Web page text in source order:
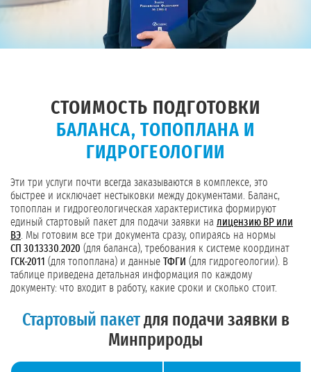
СТОИМОСТЬ ПОДГОТОВКИ
БАЛАНСА, ТОПОПЛАНА И
ГИДРОГЕОЛОГИИ
Эти три услуги почти всегда заказываются в комплексе, это
быстрее и исключает нестыковки между документами. Баланс,
топоплан и гидрогеологическая характеристика формируют
единый стартовый пакет для подачи заявки на лицензию ВР или
ВЭ . Мы готовим все три документа сразу, опираясь на нормы
СП 30.13330.2020 (для баланса), требования к системе координат
ГСК-2011 (для топоплана) и данные ТФГИ (для гидрогеологии). В
таблице приведена детальная информация по каждому
документу: что входит в работу, какие сроки и сколько стоит.
Стартовый пакетдля подачи заявки в
Минприроды